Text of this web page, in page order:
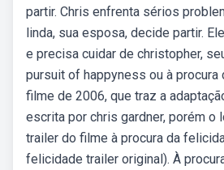
partir. Chris enfrenta sérios
linda, sua esposa, decide partir.
e precisa cuidar de christopher,
pursuit of happyness ou à
filme de 2006, que traz a
escrita por chris gardner, porém o
trailer do filme à procura da
felicidade trailer original). À